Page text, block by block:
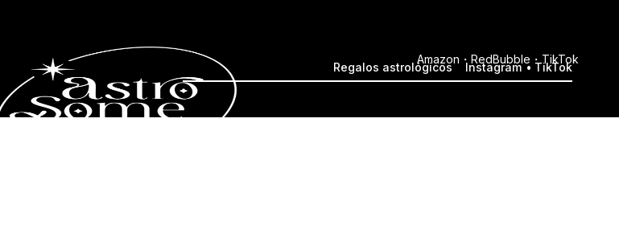
Regalos astrológicos Instagram TikTok
Amazon RedBubble TikTok